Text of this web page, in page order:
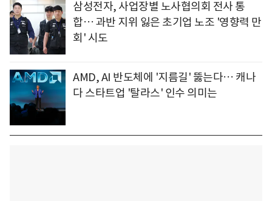
삼성전자, 사업장별 노사협의회 전사 통
합… 과반 지위 잃은 초기업 노조 '영향력 만
회' 시도
AMD, AI 반도체에 '지름길' 뚫는다… 캐나
다 스타트업 '탈라스' 인수 의미는